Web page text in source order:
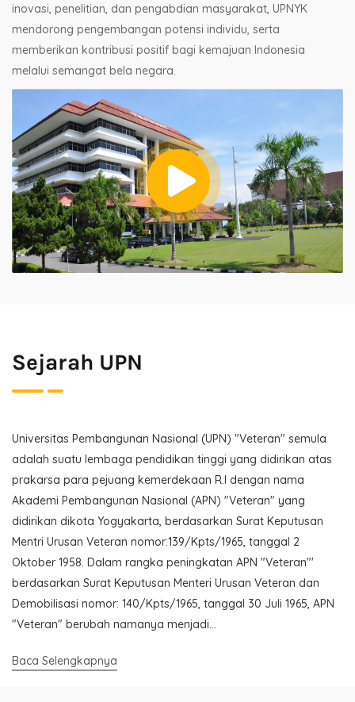
inovasi, penelitian, dan pengabdian masyarakat, UPNYK
mendorong pengembangan potensi individu, serta
memberikan kontribusi positif bagi kemajuan Indonesia
melalui semangat bela negara.
Sejarah UPN
Universitas Pembangunan Nasional (UPN) "Veteran" semula
adalah suatu lembaga pendidikan tinggi yang didirikan atas
prakarsa para pejuang kemerdekaan R.I dengan nama
Akademi Pembangunan Nasional (APN) "Veteran" yang
didirikan dikota Yogyakarta, berdasarkan Surat Keputusan
Mentri Urusan Veteran nomor:139/Kpts/1965, tanggal 2
Oktober 1958. Dalam rangka peningkatan APN "Veteran"'
berdasarkan Surat Keputusan Menteri Urusan Veteran dan
Demobilisasi nomor: 140/Kpts/1965, tanggal 30 Juli 1965, APN
"Veteran" berubah namanya menjadi...
Baca Selengkapnya